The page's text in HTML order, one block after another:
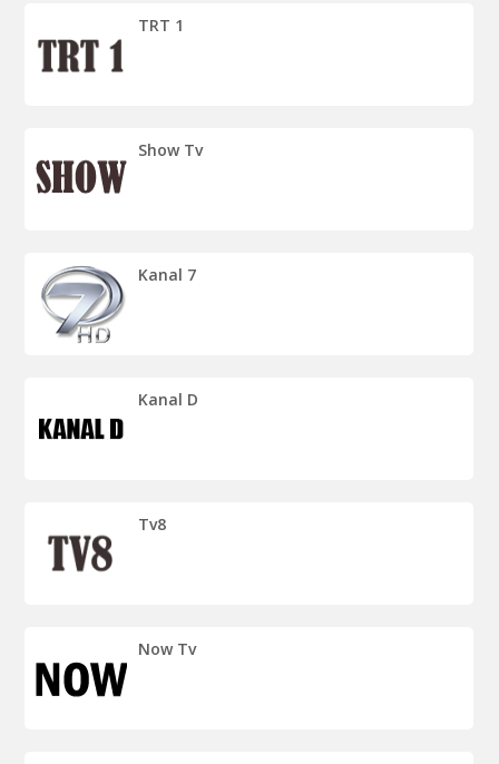
TRT 1
Show Tv
Kanal 7
Kanal D
Tv8
Now Tv